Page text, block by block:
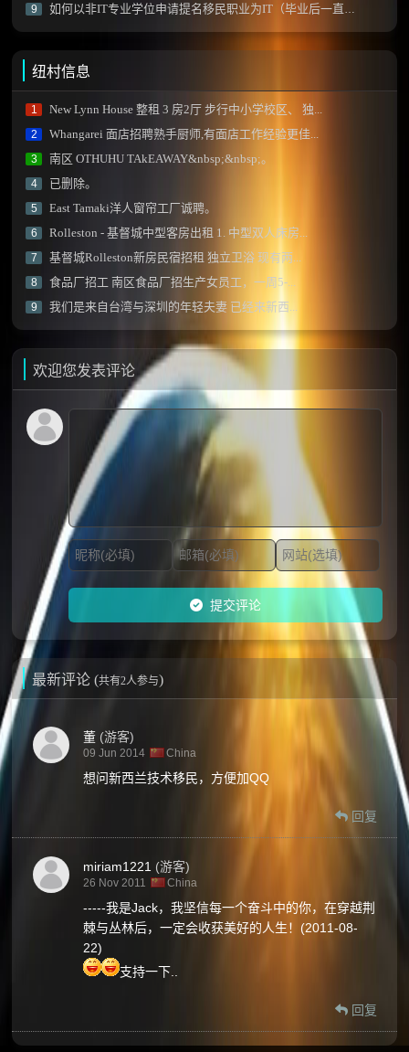
9 如何以非IT专业学位申请提名移民职业为IT（毕业后一直从事IT专业）？
纽村信息
1 New Lynn House 整租 3 房2厅 步行中小学校区、 独...
2 Whangarei 面店招聘熟手厨师,有面店工作经验更佳...
3 南区 OTHUHU TAkEAWAY&nbsp;&nbsp;。
4 已删除。
5 East Tamaki洋人窗帘工厂诚聘。
6 Rolleston - 基督城中型客房出租 1. 中型双人床房...
7 基督城Rolleston新房民宿招租 独立卫浴 现有两...
8 食品厂招工 南区食品厂招生产女员工，一周5-...
9 我们是来自台湾与深圳的年轻夫妻 已经来新西...
欢迎您发表评论
提交评论
最新评论 (共有2人参与)
董 (游客)
09 Jun 2014 China
想问新西兰技术移民，方便加QQ
回复
miriam1221 (游客)
26 Nov 2011 China
-----我是Jack，我坚信每一个奋斗中的你，在穿越荆
棘与丛林后，一定会收获美好的人生！(2011-08-
22)
支持一下..
回复